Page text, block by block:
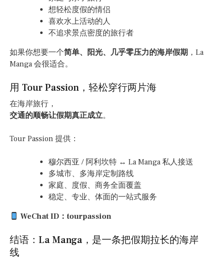
想轻松度假的情侣
喜欢水上活动的人
不追求景点密度的旅行者
如果你想要一个简单、阳光、几乎零压力的海岸假期 ，La
Manga 会很适合。
用 Tour Passion，轻松穿行两片海
在海岸旅行，
交通的顺畅让假期真正成立。
Tour Passion 提供：
穆尔西亚 / 阿利坎特 ↔ La Manga 私人接送
多城市、多海岸定制路线
家庭、度假、商务全面覆盖
稳定、专业、体面的一站式服务
WeChat ID：tourpassion
结语：La Manga，是一条把假期拉长的海岸
线